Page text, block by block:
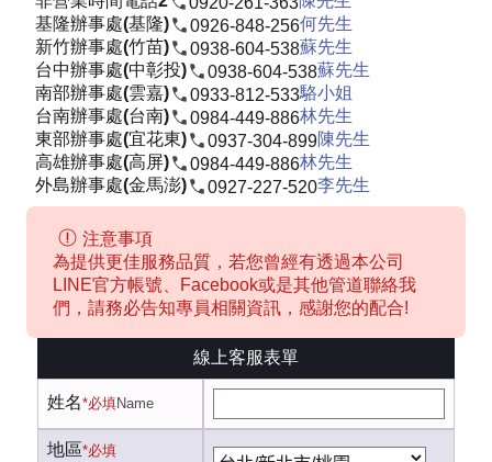
基隆辦事處(基隆)
0926-848-256何先生
新竹辦事處(竹苗)
0938-604-538蘇先生
台中辦事處(中彰投)
0938-604-538蘇先生
南部辦事處(雲嘉)
0933-812-533駱小姐
台南辦事處(台南)
0984-449-886林先生
東部辦事處(宜花東)
0937-304-899陳先生
高雄辦事處(高屏)
0984-449-886林先生
外島辦事處(金馬澎)
0927-227-520李先生
注意事項
為提供更佳服務品質，若您曾經有透過本公司
LINE官方帳號、Facebook或是其他管道聯絡我
們，請務必告知專員相關資訊，感謝您的配合!
線上客服表單
姓名*必填Name
地區*必填